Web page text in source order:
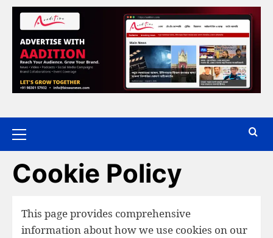
Cookie Policy
This page provides comprehensive
information about how we use cookies on our